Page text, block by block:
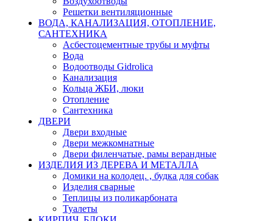
Решетки вентиляционные
ВОДА, КАНАЛИЗАЦИЯ, ОТОПЛЕНИЕ,
САНТЕХНИКА
Асбестоцементные трубы и муфты
Вода
Водоотводы Gidrolica
Канализация
Кольца ЖБИ, люки
Отопление
Сантехника
ДВЕРИ
Двери входные
Двери межкомнатные
Двери филенчатые, рамы верандные
ИЗДЕЛИЯ ИЗ ДЕРЕВА И МЕТАЛЛА
Домики на колодец. , будка для собак
Изделия сварные
Теплицы из поликарбоната
Туалеты